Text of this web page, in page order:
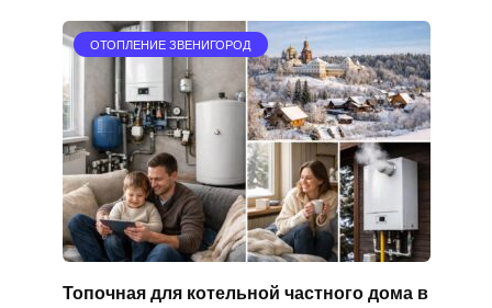
ОТОПЛЕНИЕ ЗВЕНИГОРОД
Топочная для котельной частного дома в